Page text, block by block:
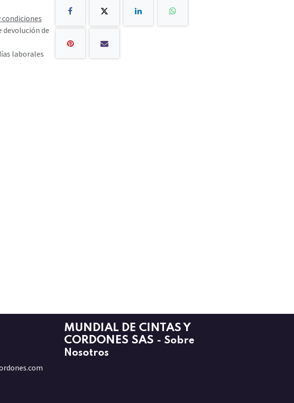
devolución de
laborales
MUNDIAL DE CINTAS Y
CORDONES SAS - Sobre
Nosotros